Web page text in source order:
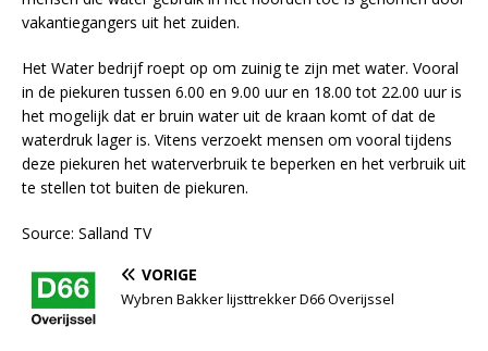
vakantiegangers uit het zuiden.
Het Water bedrijf roept op om zuinig te zijn met water. Vooral
in de piekuren tussen 6.00 en 9.00 uur en 18.00 tot 22.00 uur is
het mogelijk dat er bruin water uit de kraan komt of dat de
waterdruk lager is. Vitens verzoekt mensen om vooral tijdens
deze piekuren het waterverbruik te beperken en het verbruik uit
te stellen tot buiten de piekuren.
Source: Salland TV
VORIGE
Wybren Bakker lijsttrekker D66 Overijssel